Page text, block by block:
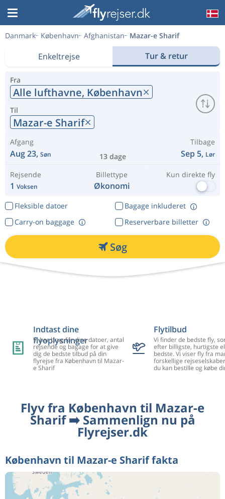
Danmark København Afghanistan Mazar-e Sharif
Enkeltrejse Tur & retur
Fra
Alle lufthavne, København
Til
Mazar-e Sharif
Afgang
Aug 23, Søn 13 dage
Tilbage
Sep 5, Lør
Rejsende
1 Voksen
Billettype
Økonomi
Kun direkte fly
Fleksible datoer
Bagage inkluderet
Reserverbare billetter
Carry-on baggage
Søg
Indtast dine
flyoplysninger
Vi har brug for dine datoer, antal
rejsende og bagage for at give
dig de bedste tilbud på din
flyrejse fra København til Mazar-
e Sharif
Flytilbud
Vi finder de bedste fly,
efter billigste, hurtigste
bedste. Vi viser fly fra
forskellige
du kan bestille og købe
Flyv fra København til Mazar-e
Sharif ➡️ Sammenlign nu på
Flyrejser.dk
København til Mazar-e Sharif fakta